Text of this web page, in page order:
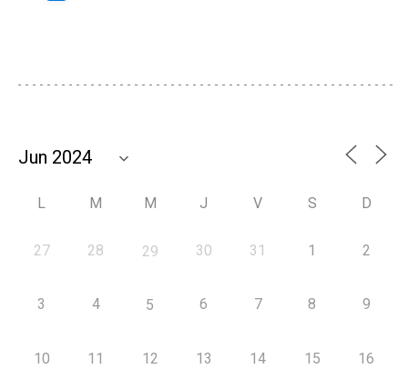
L M M J V S D
27 28 29 30 31 1 2
3 4 5 6 7 8 9
10 11 12 13 14 15 16